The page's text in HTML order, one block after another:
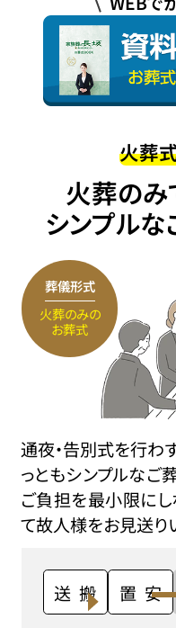
火葬
火葬のみ
シンプルな
葬儀形式
火葬のみの
お葬式
通夜・告別式を行わ
っともシンプルなご
ご負担を最小限に
て故人様をお見送り
搬送 安置